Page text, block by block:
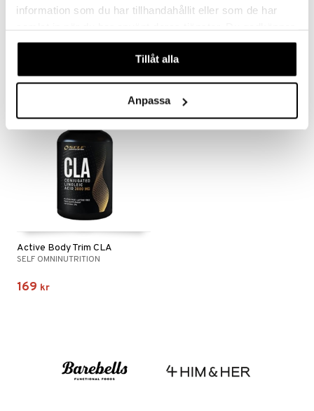
information som du har tillhandahållit eller som de har
våra cookies vid fortsatt användande av vår webbplats.
Tillåt alla
Anpassa
Ripped Burn SELF Waterloss
269
Active Body Trim CLA
SELF OMNINUTRITION
169 kr